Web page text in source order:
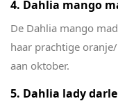
4. Dahlia mango
De Dahlia mango
haar prachtige
aan oktober.
5. Dahlia lady